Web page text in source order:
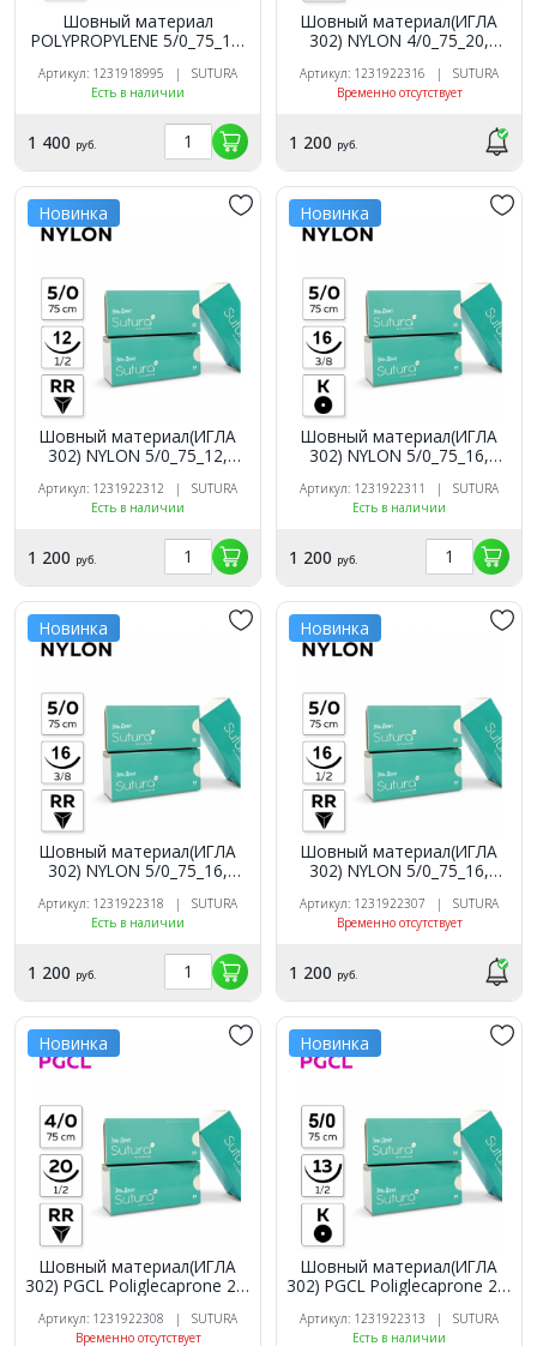
Шовный материал
POLYPROPYLENE 5/0_75_16,
обратно-режущая (12 шт.),
SUTURA
Артикул: 1231918995 | SUTURA
Есть в наличии
1 400 руб.
Шовный материал(ИГЛА
302) NYLON 4/0_75_20,
(12 шт.). SUTURA
Артикул: 1231922316 | SUTURA
Временно отсутствует
1 200 руб.
Новинка
Шовный материал(ИГЛА
302) NYLON 5/0_75_12,
(12 шт.). SUTURA
Артикул: 1231922312 | SUTURA
Есть в наличии
1 200 руб.
Новинка
Шовный материал(ИГЛА
302) NYLON 5/0_75_16,
шт.). SUTURA
Артикул: 1231922311 | SUTURA
Есть в наличии
1 200 руб.
Новинка
Шовный материал(ИГЛА
302) NYLON 5/0_75_16,
(12 шт.). SUTURA
Артикул: 1231922318 | SUTURA
Есть в наличии
1 200 руб.
Новинка
Шовный материал(ИГЛА
302) NYLON 5/0_75_16,
обратно-режущая (12 шт.).
SUTURA
Артикул: 1231922307 | SUTURA
Временно отсутствует
1 200 руб.
Новинка
Шовный материал(ИГЛА
302) PGCL Poliglecaprone 25,
обр-реж (12 шт.). SUTURA
Артикул: 1231922308 | SUTURA
Временно отсутствует
Новинка
Шовный материал(ИГЛА
302) PGCL Poliglecaprone 25,
кол. (12 шт.). SUTURA
Артикул: 1231922313 | SUTURA
Есть в наличии